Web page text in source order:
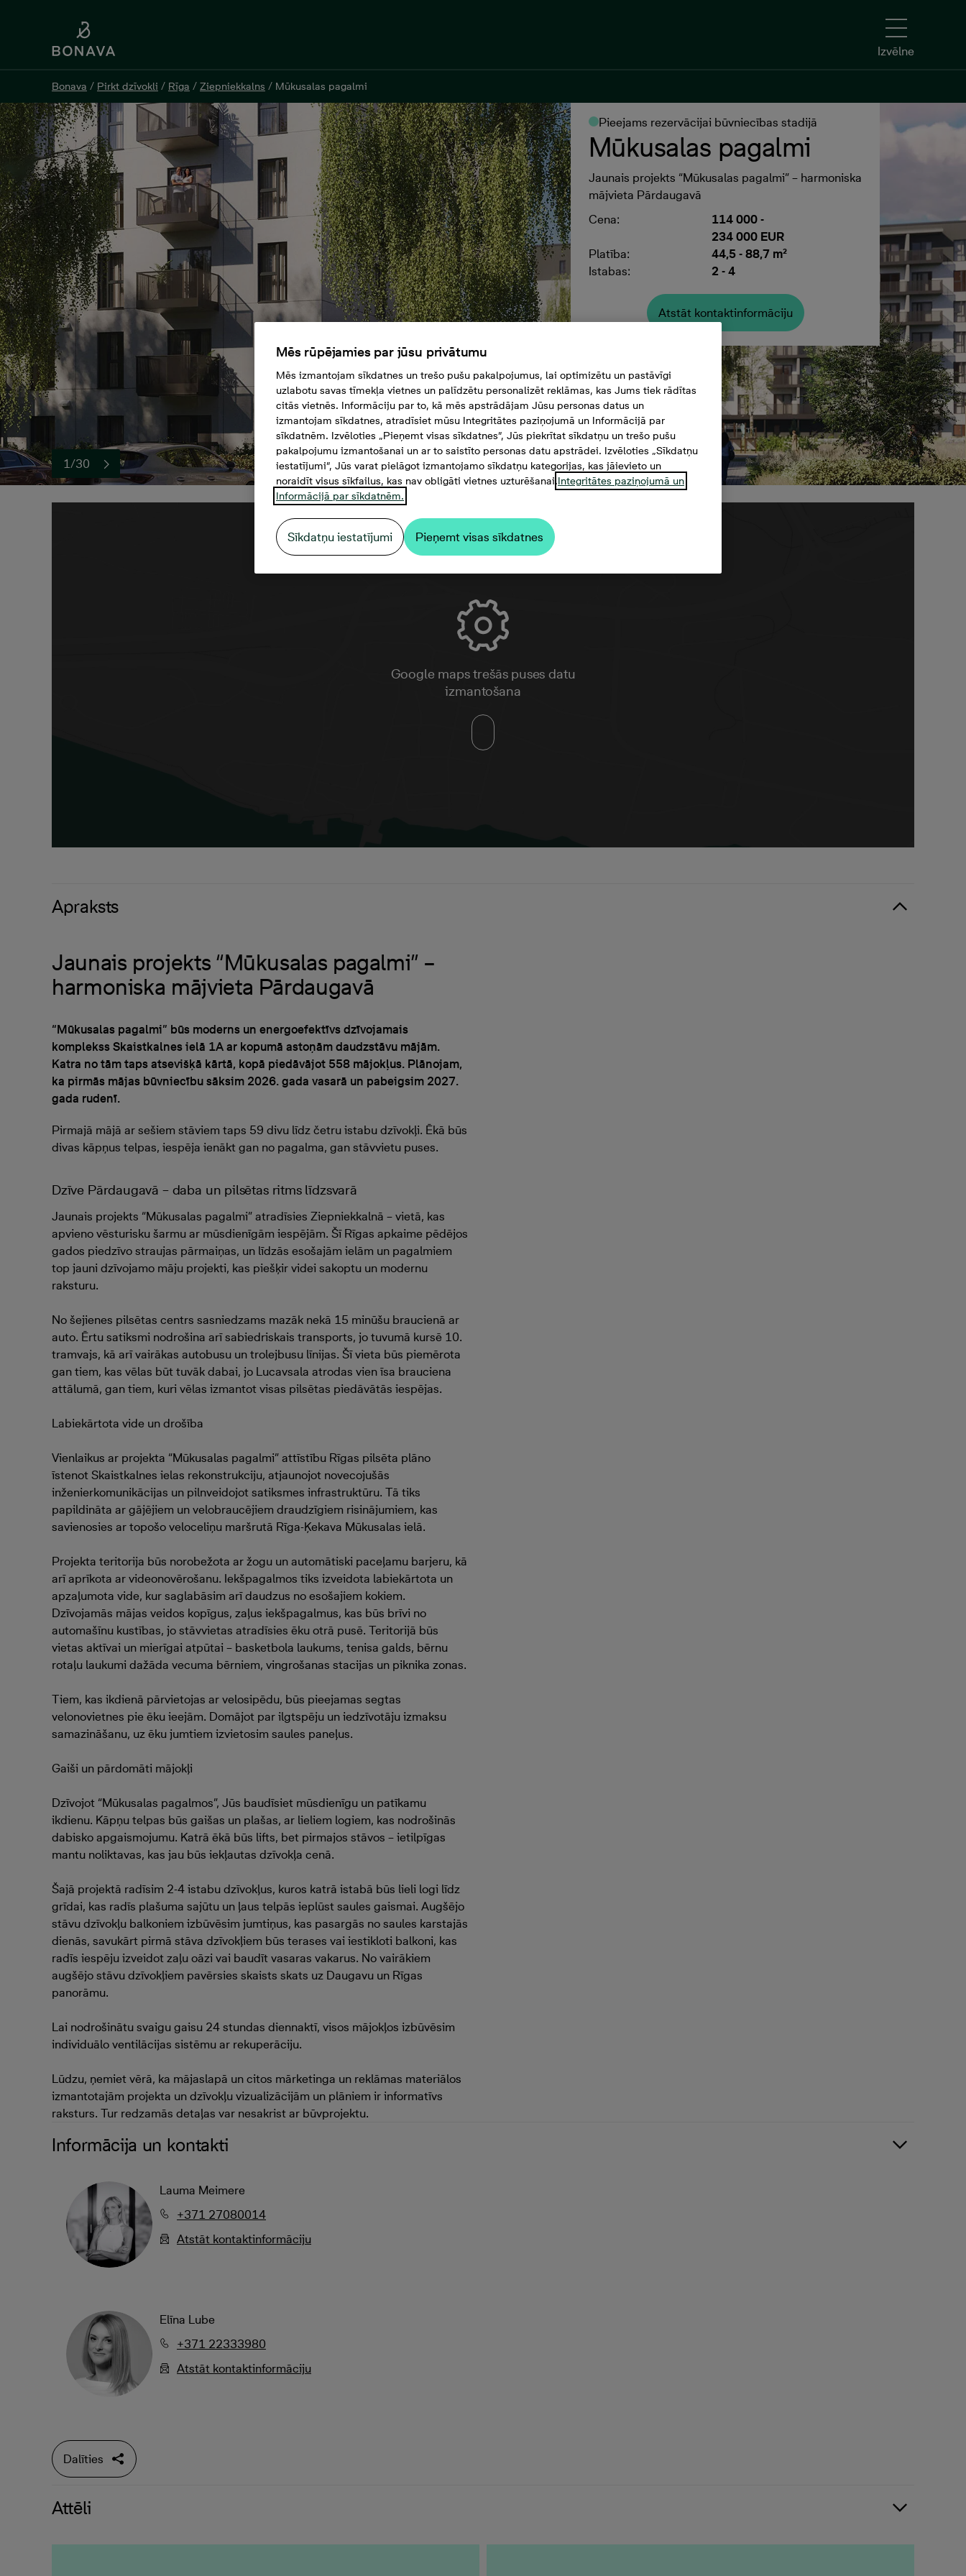
Izvēlne
Bonava / Pirkt dzīvokli / Rīga / Ziepniekkalns / Mūkusalas pagalmi
1/30
Pieejams rezervācijai būvniecības stadijā
Mūkusalas pagalmi
Jaunais projekts “Mūkusalas pagalmi” – harmoniska
mājvieta Pārdaugavā
Cena:
114 000 -
234 000 EUR
Platība:
44,5 - 88,7 m²
Istabas:
2 - 4
Atstāt kontaktinformāciju
Izvēlne
Bonava / Pirkt dzīvokli / Rīga / Ziepniekkalns / Mūkusalas pagalmi
Mūkusalas pagalmi Atstāt kontaktinformāciju
Google maps trešās puses datu
izmantošana
Apraksts
Jaunais projekts “Mūkusalas pagalmi” –
harmoniska mājvieta Pārdaugavā
“Mūkusalas pagalmi” būs moderns un energoefektīvs dzīvojamais
komplekss Skaistkalnes ielā 1A ar kopumā astoņām daudzstāvu mājām.
Katra no tām taps atsevišķā kārtā, kopā piedāvājot 558 mājokļus. Plānojam,
ka pirmās mājas būvniecību sāksim 2026. gada vasarā un pabeigsim 2027.
gada rudenī.
Pirmajā mājā ar sešiem stāviem taps 59 divu līdz četru istabu dzīvokļi. Ēkā būs
divas kāpņus telpas, iespēja ienākt gan no pagalma, gan stāvvietu puses.
Dzīve Pārdaugavā – daba un pilsētas ritms līdzsvarā
Jaunais projekts “Mūkusalas pagalmi” atradīsies Ziepniekkalnā – vietā, kas
apvieno vēsturisku šarmu ar mūsdienīgām iespējām. Šī Rīgas apkaime pēdējos
gados piedzīvo straujas pārmaiņas, un līdzās esošajām ielām un pagalmiem
top jauni dzīvojamo māju projekti, kas piešķir videi sakoptu un modernu
raksturu.
No šejienes pilsētas centrs sasniedzams mazāk nekā 15 minūšu braucienā ar
auto. Ērtu satiksmi nodrošina arī sabiedriskais transports, jo tuvumā kursē 10.
tramvajs, kā arī vairākas autobusu un trolejbusu līnijas. Šī vieta būs piemērota
gan tiem, kas vēlas būt tuvāk dabai, jo Lucavsala atrodas vien īsa brauciena
attālumā, gan tiem, kuri vēlas izmantot visas pilsētas piedāvātās iespējas.
Labiekārtota vide un drošība
Vienlaikus ar projekta “Mūkusalas pagalmi” attīstību Rīgas pilsēta plāno
īstenot Skaistkalnes ielas rekonstrukciju, atjaunojot novecojušās
inženierkomunikācijas un pilnveidojot satiksmes infrastruktūru. Tā tiks
papildināta ar gājējiem un velobraucējiem draudzīgiem risinājumiem, kas
savienosies ar topošo veloceliņu maršrutā Rīga-Ķekava Mūkusalas ielā.
Projekta teritorija būs norobežota ar žogu un automātiski paceļamu barjeru, kā
arī aprīkota ar videonovērošanu. Iekšpagalmos tiks izveidota labiekārtota un
apzaļumota vide, kur saglabāsim arī daudzus no esošajiem kokiem.
Dzīvojamās mājas veidos kopīgus, zaļus iekšpagalmus, kas būs brīvi no
automašīnu kustības, jo stāvvietas atradīsies ēku otrā pusē. Teritorijā būs
vietas aktīvai un mierīgai atpūtai – basketbola laukums, tenisa galds, bērnu
rotaļu laukumi dažāda vecuma bērniem, vingrošanas stacijas un piknika zonas.
Tiem, kas ikdienā pārvietojas ar velosipēdu, būs pieejamas segtas
velonovietnes pie ēku ieejām. Domājot par ilgtspēju un iedzīvotāju izmaksu
samazināšanu, uz ēku jumtiem izvietosim saules paneļus.
Gaiši un pārdomāti mājokļi
Dzīvojot “Mūkusalas pagalmos”, Jūs baudīsiet mūsdienīgu un patīkamu
ikdienu. Kāpņu telpas būs gaišas un plašas, ar lieliem logiem, kas nodrošinās
dabisko apgaismojumu. Katrā ēkā būs lifts, bet pirmajos stāvos – ietilpīgas
mantu noliktavas, kas jau būs iekļautas dzīvokļa cenā.
Šajā projektā radīsim 2-4 istabu dzīvokļus, kuros katrā istabā būs lieli logi līdz
grīdai, kas radīs plašuma sajūtu un ļaus telpās ieplūst saules gaismai. Augšējo
stāvu dzīvokļu balkoniem izbūvēsim jumtiņus, kas pasargās no saules karstajās
dienās, savukārt pirmā stāva dzīvokļiem būs terases vai iestikloti balkoni, kas
radīs iespēju izveidot zaļu oāzi vai baudīt vasaras vakarus. No vairākiem
augšējo stāvu dzīvokļiem pavērsies skaists skats uz Daugavu un Rīgas
panorāmu.
Lai nodrošinātu svaigu gaisu 24 stundas diennaktī, visos mājokļos izbūvēsim
individuālo ventilācijas sistēmu ar rekuperāciju.
Lūdzu, ņemiet vērā, ka mājaslapā un citos mārketinga un reklāmas materiālos
izmantotajām projekta un dzīvokļu vizualizācijām un plāniem ir informatīvs
raksturs. Tur redzamās detaļas var nesakrist ar būvprojektu.
Informācija un kontakti
Lauma Meimere
+371 27080014
Atstāt kontaktinformāciju
Elīna Lube
+371 22333980
Atstāt kontaktinformāciju
Dalīties
Attēli
Mēs rūpējamies par jūsu privātumu
Mēs izmantojam sīkdatnes un trešo pušu pakalpojumus, lai optimizētu un pastāvīgi
uzlabotu savas tīmekļa vietnes un palīdzētu personalizēt reklāmas, kas Jums tiek rādītas
citās vietnēs. Informāciju par to, kā mēs apstrādājam Jūsu personas datus un
izmantojam sīkdatnes, atradīsiet mūsu Integritātes paziņojumā un Informācijā par
sīkdatnēm. Izvēloties „Pieņemt visas sīkdatnes”, Jūs piekrītat sīkdatņu un trešo pušu
pakalpojumu izmantošanai un ar to saistīto personas datu apstrādei. Izvēloties „Sīkdatņu
iestatījumi”, Jūs varat pielāgot izmantojamo sīkdatņu kategorijas, kas jāievieto un
noraidīt visus sīkfailus, kas nav obligāti vietnes uzturēšanai.Integritātes paziņojumā un
Informācijā par sīkdatnēm.
Sīkdatņu iestatījumi Pieņemt visas sīkdatnes